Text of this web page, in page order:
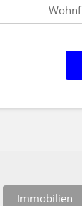
Immobilien